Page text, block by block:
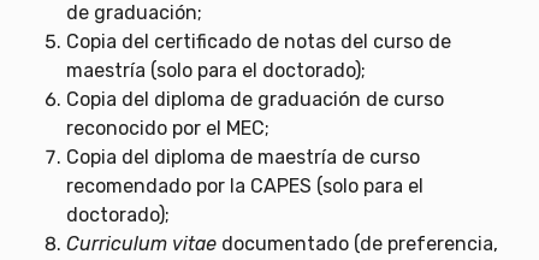
de graduación;
Copia del certificado de notas del curso de
maestría (solo para el doctorado);
Copia del diploma de graduación de curso
reconocido por el MEC;
Copia del diploma de maestría de curso
recomendado por la CAPES (solo para el
doctorado);
Curriculum vitae documentado (de preferencia,